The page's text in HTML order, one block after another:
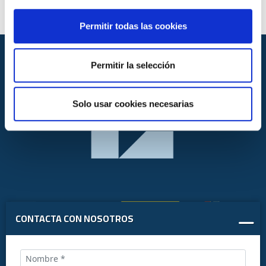
Permitir todas las cookies
Permitir la selección
Solo usar cookies necesarias
CONTACTA CON NOSOTROS